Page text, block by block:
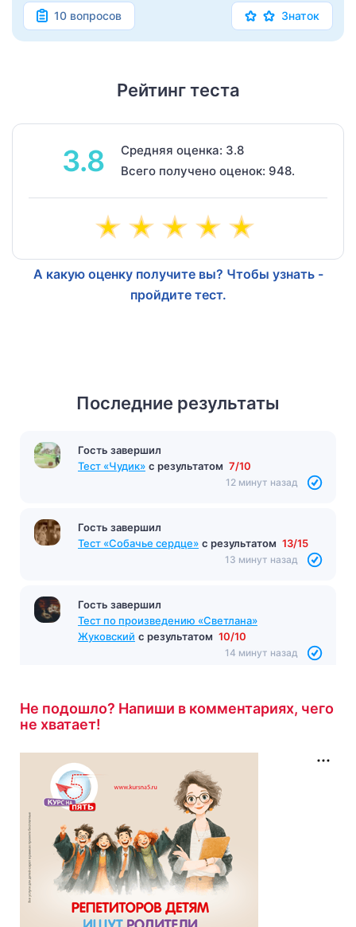
10 вопросов Знаток
Рейтинг теста
3.8
Средняя оценка: 3.8
Всего получено оценок: 948.
А какую оценку получите вы? Чтобы узнать -
пройдите тест.
Последние результаты
Гость завершил
Тест «Чудик» с результатом 7/10
12 минут назад
Гость завершил
Тест «Собачье сердце» с результатом 13/15
13 минут назад
Гость завершил
Тест по произведению «Светлана»
Жуковский с результатом 10/10
14 минут назад
Не подошло? Напиши в комментариях, чего
не хватает!